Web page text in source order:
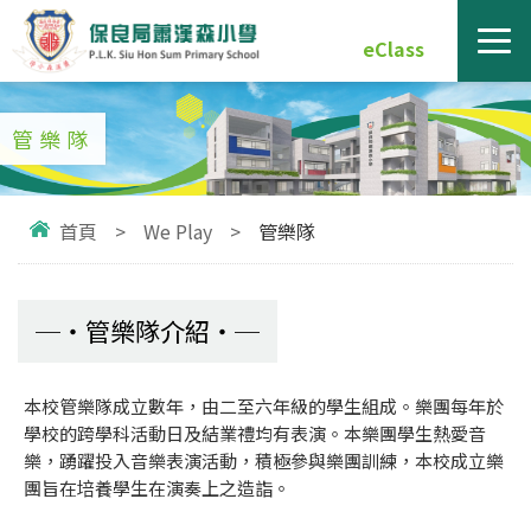
eClass
管樂隊
首頁 > We Play > 管樂隊
管樂隊介紹
本校管樂隊成立數年，由二至六年級的學生組成。樂團每年於
學校的跨學科活動日及結業禮均有表演。本樂團學生熱愛音
樂，踴躍投入音樂表演活動，積極參與樂團訓練，本校成立樂
團旨在培養學生在演奏上之造詣。